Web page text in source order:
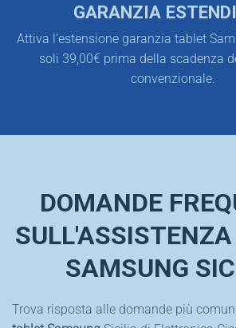
GARANZIA
Attiva l'estensione garanzia tablet
soli 39,00€ prima della scadenza
convenzionale.
DOMANDE
SAMSUNG
Trova risposta alle domande più